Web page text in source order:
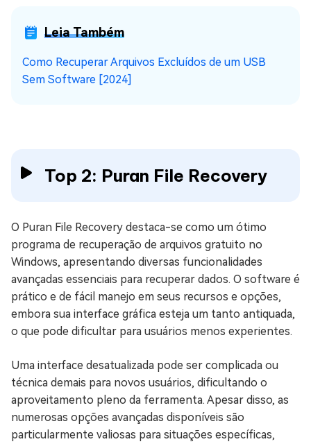
Leia Também
Como Recuperar Arquivos Excluídos de um USB
Sem Software [2024]
Top 2: Puran File Recovery
O Puran File Recovery destaca-se como um ótimo
programa de recuperação de arquivos gratuito no
Windows, apresentando diversas funcionalidades
avançadas essenciais para recuperar dados. O software é
prático e de fácil manejo em seus recursos e opções,
embora sua interface gráfica esteja um tanto antiquada,
o que pode dificultar para usuários menos experientes.
Uma interface desatualizada pode ser complicada ou
técnica demais para novos usuários, dificultando o
aproveitamento pleno da ferramenta. Apesar disso, as
numerosas opções avançadas disponíveis são
particularmente valiosas para situações específicas,